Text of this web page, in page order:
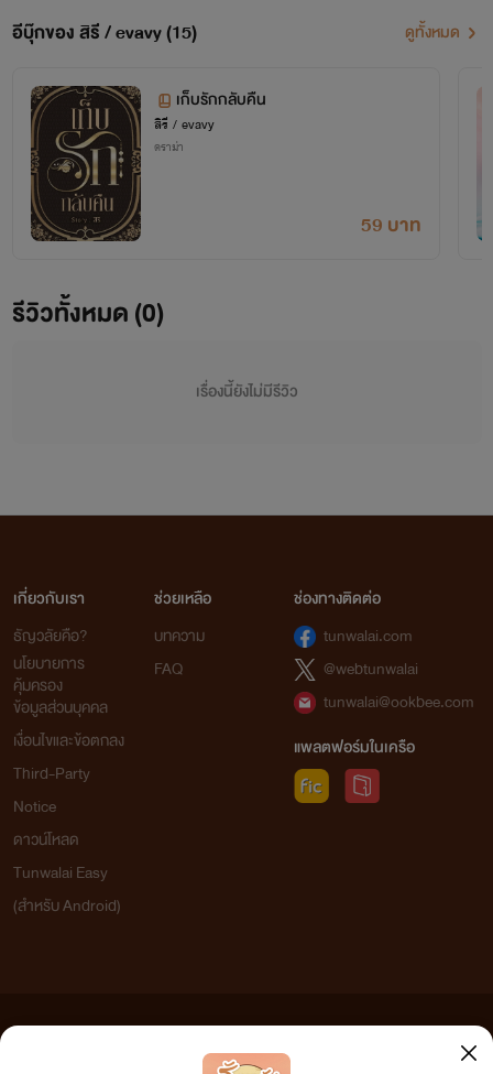
อีบุ๊กของ สิรี / evavy (15) ดูทั้งหมด
เก็บรักกลับคืน
สิรี / evavy
ดราม่า
59 บาท
รีวิวทั้งหมด (0)
เรื่องนี้ยังไม่มีรีวิว
เกี่ยวกับเรา
ธัญวลัยคือ?
นโยบายการ
คุ้มครอง
ข้อมูลส่วนบุคคล
เงื่อนไขและข้อตกลง
Third-Party
Notice
ดาวน์โหลด
Tunwalai Easy
(สำหรับ Android)
ช่วยเหลือ
บทความ
FAQ
ช่องทางติดต่อ
tunwalai.com
@webtunwalai
tunwalai@ookbee.com
แพลตฟอร์มในเครือ
เว็บไซต์แห่งนี้ไม่ได้เห็นด้วยและไม่ขอรับผิดชอบต่อข้อความใดๆ ทั้งสิ้น ดังนั้นผู้อ่านทุกท่านโปรดใช้